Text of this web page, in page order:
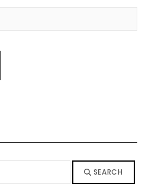
SEARCH